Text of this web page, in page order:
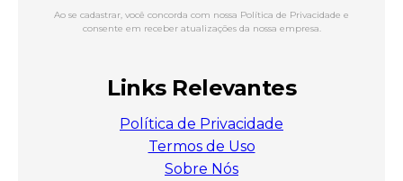
Ao se cadastrar, você concorda com nossa Política de Privacidade e
consente em receber atualizações da nossa empresa.
Links Relevantes
Política de Privacidade
Termos de Uso
Sobre Nós